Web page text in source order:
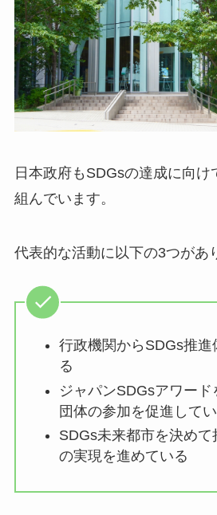
日本政府もSDGsの達成に向け
組んでいます。
代表的な活動に以下の3つがあ
行政機関からSDGs推進
る
ジャパンSDGsアワー
団体の参加を促進して
SDGs未来都市を決め
の実現を進めている